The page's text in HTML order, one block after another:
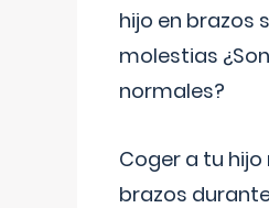
hijo en brazos
molestias ¿Son
normales?
Coger a tu
brazos